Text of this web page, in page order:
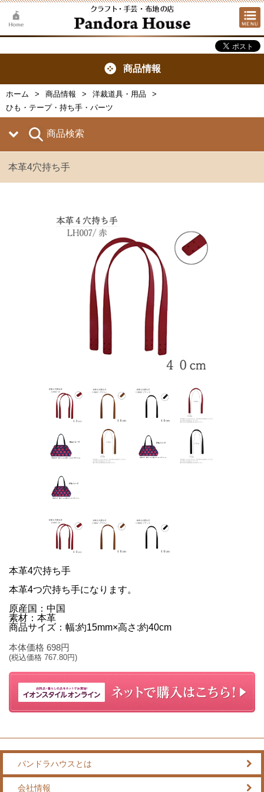
商品情報
ホーム 商品情報
洋裁道具・用品
ひも・テープ・持ち手・パーツ
商品検索
本革4穴持ち手
本革4穴持ち手
本革4つ穴持ち手になります。
原産国：中国
素材：本革
商品サイズ：幅:約15mm×高さ:約40cm
本体価格 698円
(税込価格 767.80円)
パンドラハウスとは
会社情報